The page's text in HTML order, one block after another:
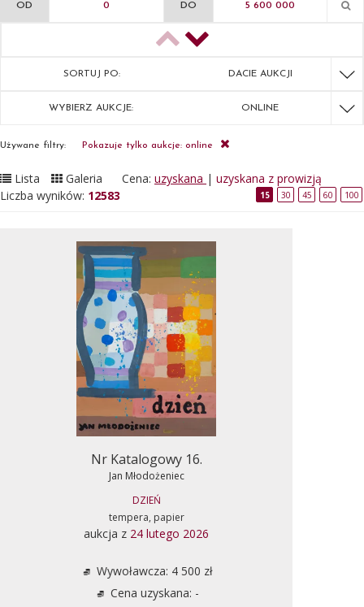
OD DO
SORTUJ PO: DACIE AUKCJI
WYBIERZ AUKCJE: ONLINE
Używane filtry: Pokazuje tylko aukcje: online
Lista Galeria Cena: uzyskana | uzyskana z prowizją
Liczba wyników: 12583 15 30 45 60 100
Nr Katalogowy 16.
Jan Młodożeniec
DZIEŃ
tempera, papier
aukcja z 24 lutego 2026
Wywoławcza: 4 500 zł
Cena uzyskana: -